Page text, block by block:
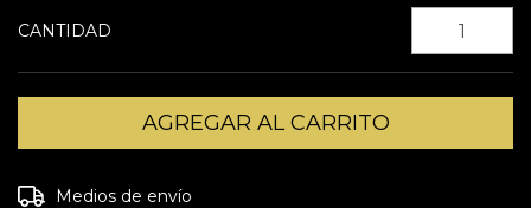
CANTIDAD
Entregas para el CP:
Medios de envío